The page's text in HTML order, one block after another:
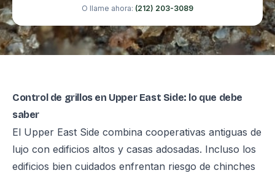
O llame ahora: (212) 203-3089
Control de grillos en Upper East Side: lo que debe
saber
El Upper East Side combina cooperativas antiguas de
lujo con edificios altos y casas adosadas. Incluso los
edificios bien cuidados enfrentan riesgo de chinches